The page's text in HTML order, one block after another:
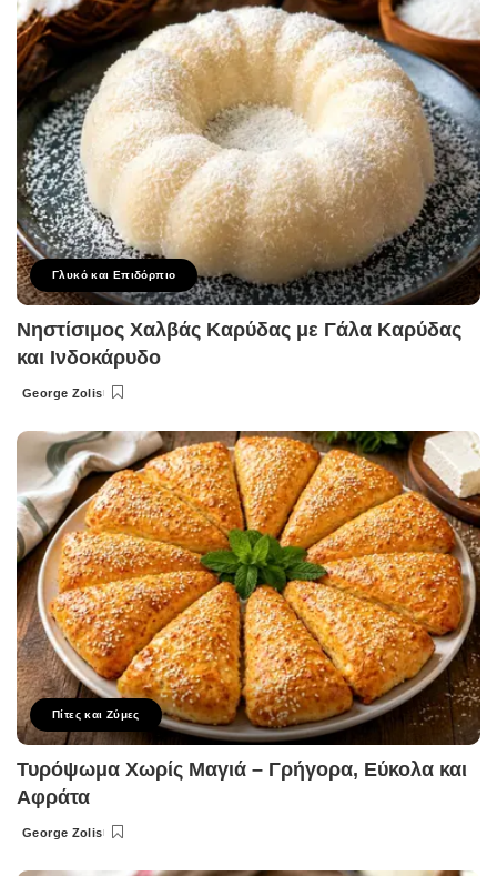
Γλυκό και Επιδόρπιο
Νηστίσιμος Χαλβάς Καρύδας με Γάλα Καρύδας
και Ινδοκάρυδο
Posted
George Zolis
Πίτες και Ζύμες
Τυρόψωμα Χωρίς Μαγιά – Γρήγορα, Εύκολα και
Αφράτα
Posted
George Zolis